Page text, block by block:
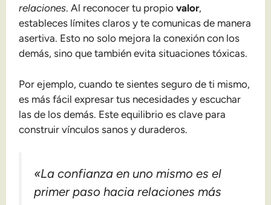
relaciones. Al reconocer tu propiovalor,
estableces límites claros y te comunicas de manera
asertiva. Esto no solo mejora la conexión con los
demás, sino que también evita situaciones tóxicas.
Por ejemplo, cuando te sientes seguro de ti mismo,
es más fácil expresar tus necesidades y escuchar
las de los demás. Este equilibrio es clave para
construir vínculos sanos y duraderos.
«La confianza en uno mismo es el
primer paso hacia relaciones más